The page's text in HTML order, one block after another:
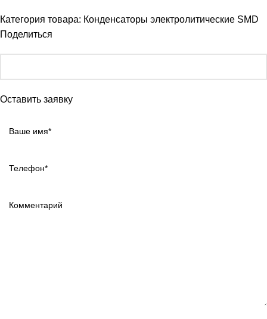
Категория товара: Конденсаторы электролитические SMD
Поделиться
Оставить заявку